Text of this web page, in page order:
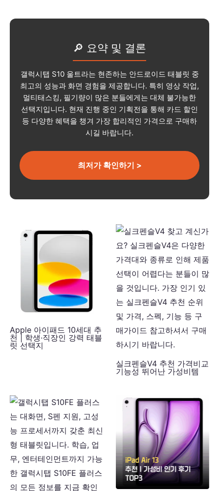
🔎 요약 및 결론
갤럭시탭 S10 울트라는 현존하는 안드로이드 태블릿 중
최고의 성능과 화면 경험을 제공합니다. 특히 영상 작업,
멀티태스킹, 필기량이 많은 분들에게는 대체 불가능한
선택지입니다. 현재 진행 중인 기획전을 통해 카드 할인
등 다양한 혜택을 챙겨 가장 합리적인 가격으로 구매하
시길 바랍니다.
최저가 확인하기 >
Apple 아이패드 10세대 추
천 | 학생·직장인 강력 태블
릿 선택지
실크펜슬V4 추천 가격비교
기능성 뛰어난 가성비템